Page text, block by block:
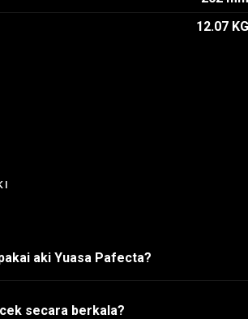
12.07 KG
aki Yuasa Pafecta?
secara berkala?